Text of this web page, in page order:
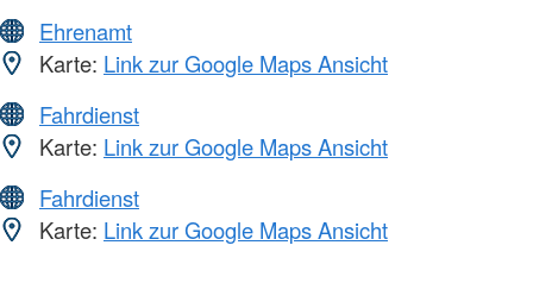
Ehrenamt
Karte: Link zur Google Maps Ansicht
Fahrdienst
Karte: Link zur Google Maps Ansicht
Fahrdienst
Karte: Link zur Google Maps Ansicht